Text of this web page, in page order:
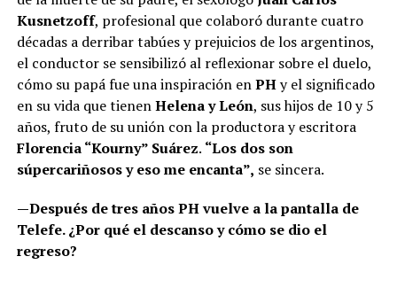
Kusnetzoff, profesional que colaboró durante cuatro
décadas a derribar tabúes y prejuicios de los argentinos,
el conductor se sensibilizó al reflexionar sobre el duelo,
cómo su papá fue una inspiración enPHy el significado
en su vida que tienenHelena y León, sus hijos de 10 y 5
años, fruto de su unión con la productora y escritora
Florencia “Kourny” Suárez. “Los dos son
súpercariñosos y eso me encanta”, se sincera.
—Después de tres años PH vuelve a la pantalla de
Telefe. ¿Por qué el descanso y cómo se dio el
regreso?